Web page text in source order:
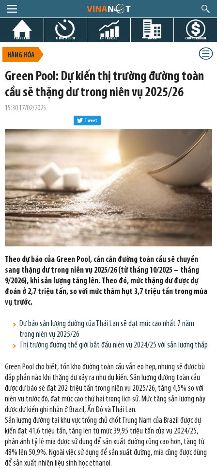
TRANG CHỦ TIN GIỜ CHÓT THỊ TRƯỜNG DỰ ÁN CHỨNG KHOÁN
HÀNG HÓA
Green Pool: Dự kiến thị trường đường toàn
cầu sẽ thặng dư trong niên vụ 2025/26
15:30 17/02/2025
Tweet
Theo dự báo của Green Pool, cán cân đường toàn cầu sẽ chuyển
sang thặng dư trong niên vụ 2025/26 (từ tháng 10/2025 – tháng
9/2026), khi sản lượng tăng lên. Theo đó, mức thặng dư được dự
đoán ở 2,7 triệu tấn, so với mức thâm hụt 3,7 triệu tấn trong mùa
vụ trước.
Dự báo sản lượng đường của Thái Lan sẽ đạt mức cao nhất 7 năm
trong niên vụ 2025/26
Thị trường đường thế giới bắt đầu niên vụ 2024/25 với sản lượng thấp
Green Pool cho biết, tồn kho đường toàn cầu vẫn eo hẹp, nhưng sẽ được bù
đắp phần nào khi thặng dư xảy ra như dự kiến. Sản lượng đường toàn cầu
được dự báo sẽ đạt 202 triệu tấn trong niên vụ 2025/26, tăng 4,5% so với
niên vụ trước đó, đạt mức cao thứ hai trong lịch sử. Mức tăng sản lượng này
được dự kiến ghi nhận ở Brazil, Ấn Độ và Thái Lan.
Sản lượng đường tại khu vực trồng chủ chốt Trung Nam của Brazil được dự
kiến đạt 41,6 triệu tấn, tăng lên từ mức 39,95 triệu tấn của vụ 2024/25,
phản ánh tỷ lệ mía được sử dụng để sản xuất đường cũng cao hơn, tăng từ
48% lên 50,9%. Ngoài việc sử dụng để sản xuất đường, mía cũng được dùng
để sản xuất nhiên liệu sinh học ethanol.